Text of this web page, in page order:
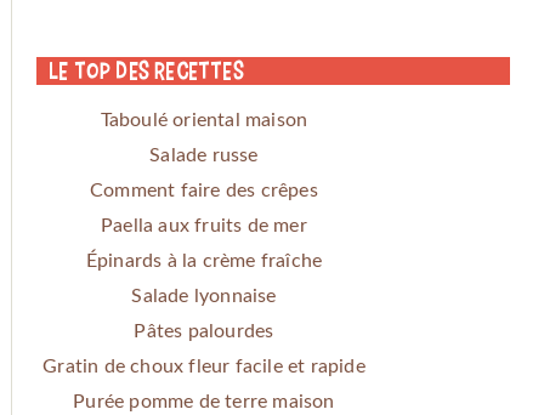
Le Top des Recettes
Taboulé oriental maison
Salade russe
Comment faire des crêpes
Paella aux fruits de mer
Épinards à la crème fraîche
Salade lyonnaise
Pâtes palourdes
Gratin de choux fleur facile et rapide
Purée pomme de terre maison